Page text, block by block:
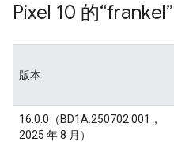
Pixel 10 的“frankel”
版本
16.0.0（BD1A.250702.001，
2025 年 8 月）